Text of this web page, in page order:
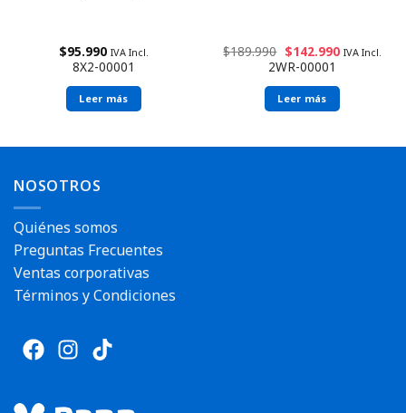
$95.990 IVA Incl.
8X2-00001
Leer más
$189.990 $142.990 IVA Incl.
2WR-00001
Leer más
NOSOTROS
Quiénes somos
Preguntas Frecuentes
Ventas corporativas
Términos y Condiciones